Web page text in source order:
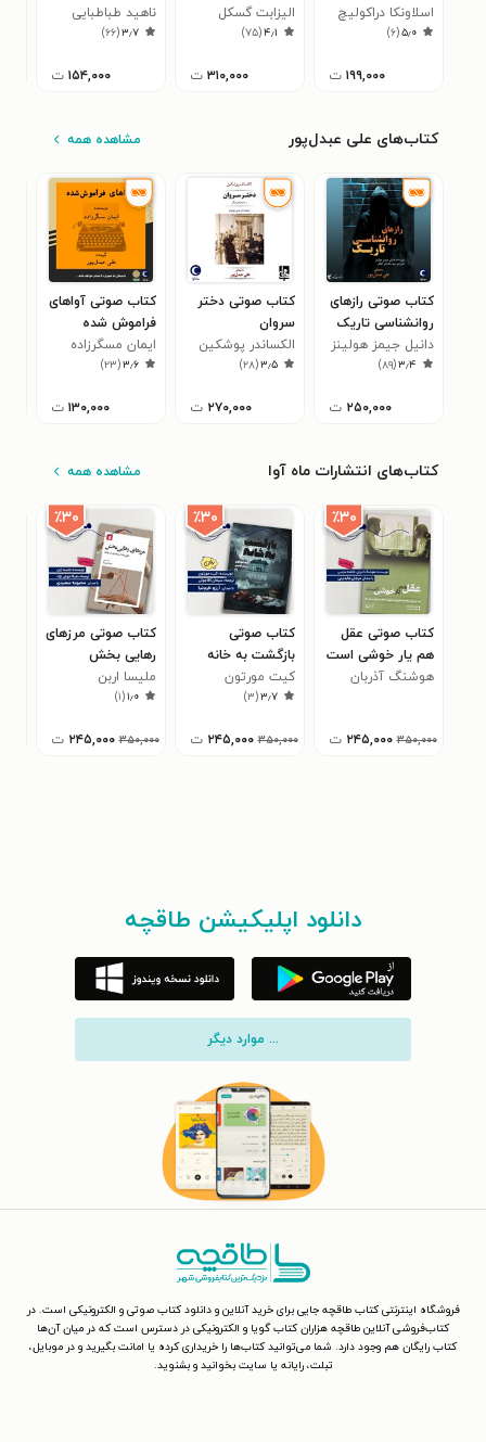
اسلاونکا دراکولیچ
۵٫۰(۶)
۱۹۹,۰۰۰ ت
الیزابت گسکل
۴٫۱(۷۵)
۳۱۰,۰۰۰ ت
ناهید طباطبایی
۳٫۷(۶۶)
۱۵۴,۰۰۰ ت
کتاب‌های علی عبدل‌پور مشاهده همه
کتاب صوتی رازهای
روانشناسی تاریک
دانیل جیمز هولینز
۳٫۴(۸۹)
۲۵۰,۰۰۰ ت
کتاب صوتی دختر
سروان
الکساندر پوشکین
۳٫۵(۲۸)
۲۷۰,۰۰۰ ت
کتاب صوتی آواهای
فراموش شده
ایمان مسگرزاده
۳٫۶(۲۳)
۱۳۰,۰۰۰ ت
کتاب‌های انتشارات ماه آوا مشاهده همه
٪۳۰
کتاب صوتی عقل
هم یار خوشی است
هوشنگ آذربان
۳۵۰,۰۰۰ ۲۴۵,۰۰۰ ت
٪۳۰
کتاب صوتی
بازگشت به خانه
کیت مورتون
۳٫۷(۳)
۳۵۰,۰۰۰ ۲۴۵,۰۰۰ ت
٪۳۰
کتاب صوتی مرزهای
رهایی بخش
ملیسا اربن
۱٫۰(۱)
۳۵۰,۰۰۰ ۲۴۵,۰۰۰ ت
دانلود اپلیکیشن طاقچه
... موارد دیگر
فروشگاه اینترنتی کتاب طاقچه جایی برای خرید آنلاین و دانلود کتاب صوتی و الکترونیکی است. در
کتاب‌فروشی آنلاین طاقچه هزاران کتاب گویا و الکترونیکی در دسترس است که در میان آن‌ها
کتاب رایگان هم وجود دارد. شما می‌توانید کتاب‌ها را خریداری کرده یا امانت بگیرید و در موبایل،
تبلت، رایانه یا سایت بخوانید و بشنوید.